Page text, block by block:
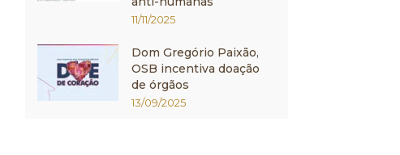
11/11/2025
Dom Gregório Paixão,
OSB incentiva doação
de órgãos
13/09/2025